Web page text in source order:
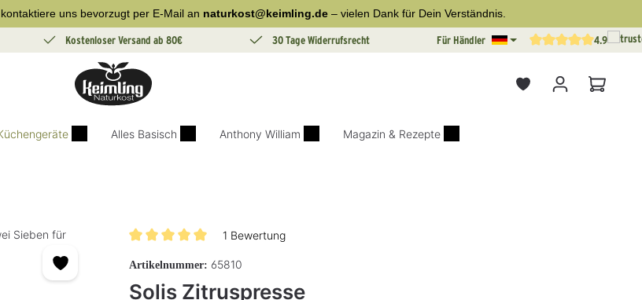
uns bevorzugt per E-Mail an naturkost@keimling.de– vielen Dank für Dein Verständnis.
Kostenloser Versand ab 80€ 30 Tage Widerrufsrecht Für Händler Durchschnittliche4.9
Alles Basisch Anthony William Magazin & Rezepte
1 Bewertung
Artikelnummer: 65810
Solis Zitruspresse